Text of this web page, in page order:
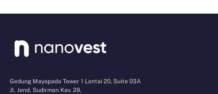
Gedung Mayapada Tower 1 Lantai 20, Suite 03A
Jl. Jend. Sudirman Kav. 28,